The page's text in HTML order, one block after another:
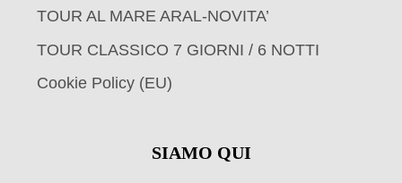
TOUR AL MARE ARAL-NOVITA’
TOUR CLASSICO 7 GIORNI / 6 NOTTI
Cookie Policy (EU)
SIAMO QUI